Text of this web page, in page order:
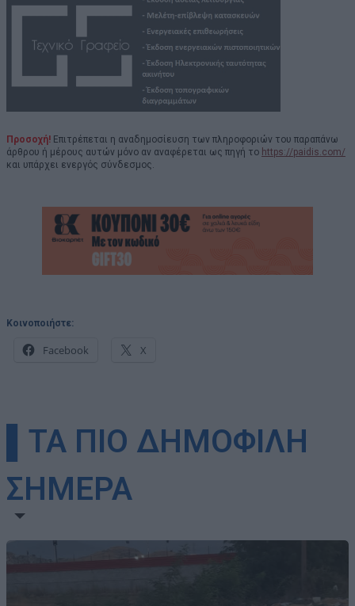
Προσοχή! Επιτρέπεται η αναδημοσίευση των πληροφοριών του παραπάνω
άρθρου ή μέρους αυτών μόνο αν αναφέρεται ως πηγή το https://paidis.com/
και υπάρχει ενεργός σύνδεσμος.
Κοινοποιήστε:
Facebook X
▌ΤΑ ΠΙΟ ΔΗΜΟΦΙΛΗ
ΣΗΜΕΡΑ